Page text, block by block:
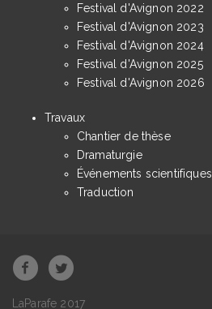
Festival d'Avignon 2022
Festival d'Avignon 2023
Festival d'Avignon 2024
Festival d'Avignon 2025
Festival d'Avignon 2026
Travaux
Chantier de thèse
Dramaturgie
Événements scientifiques
Traduction
LaParafe 2017